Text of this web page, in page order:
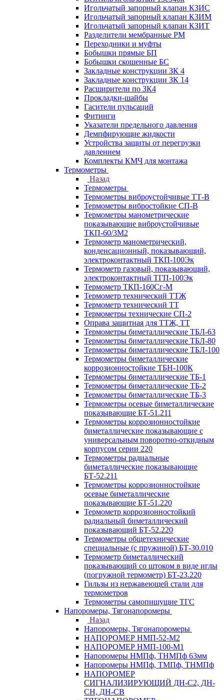
Игольчатый запорный клапан КЗИС
Игольчатый запорный клапан КЗИМ
Игольчатый запорный клапан КЗИТ
Разделители мембранные РМ
Переходники и муфты
Бобышки прямые БП
Бобышки скошенные БС
Закладные конструкции ЗК 4
Закладные конструкции ЗК 14
Расширители по ЗК4
Прокладки-шайбы
Гасители пульсаций
Фитинги
Указатели предельного давления
Демпфирующие жидкости
Устройства защиты от перегрузки
давлением
Комплекты КМЧ для монтажа
Термометры
Назад
Термометры
Термометры виброустойчивые ТТ-В
Термометры вибростойкие СП-В
Термометры манометрические
показывающие виброустойчивые
ТКП-60/3М2
Термометр манометрический,
конденсационный, показывающий,
электроконтактный ТКП-100Эк
Термометр газовый, показывающий,
электроконтактный ТГП-100Эк
Термометр ТКП-160Сг-М
Термометр технический ТТЖ
Термометр технический ТТ
Термометры технические СП-2
Оправа защитная для ТТЖ, ТТ
Термометры биметаллические ТБЛ-63
Термометры биметаллические ТБЛ-80
Термометры биметаллические ТБЛ-100
Термометры биметаллические
коррозионностойкие ТБН-100К
Термометры биметаллические ТБ-1
Термометры биметаллические ТБ-2
Термометры биметаллические ТБ-3
Термометры осевые биметаллические
показывающие БТ-51.211
Термометры коррозионностойкие
биметаллические показывающие с
универсальным поворотно-откидным
корпусом серии 220
Термометры радиальные
биметаллические показывающие
БТ-52.211
Термометры коррозионностойкие
осевые биметаллические
показывающие БТ-51.220
Термометр коррозионностойкий
радиальный биметаллический
показывающий БТ-52.220
Термометры общетехнические
специальные (с пружиной) БТ-30.010
Термометр биметаллический
показывающий со штоком в виде иглы
(погружной термометр) БТ-23.220
Гильзы из нержавеющей стали для
термометров
Термометры самопишущие ТГС
Напоромеры, Тягонапоромеры
Назад
Напоромеры, Тягонапоромеры
НАПОРОМЕР НМП-52-М2
НАПОРОМЕР НМП-100-М1
Напоромеры НМПф, ТНМПф 63мм
Напоромеры НМПф, ТМПф, ТНМПф
НАПОРОМЕР
СИГНАЛИЗИРУЮЩИЙ ДН-С2, ДН-
СН, ДН-СВ